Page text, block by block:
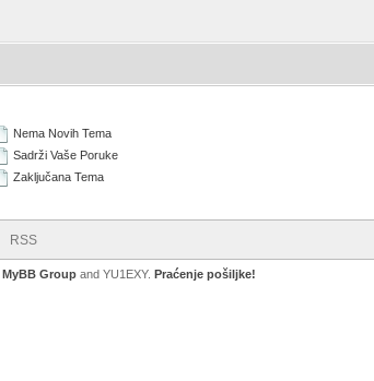
Nema Novih Tema
Sadrži Vaše Poruke
Zaključana Tema
RSS
MyBB Groupand YU1EXY. Praćenje pošiljke!